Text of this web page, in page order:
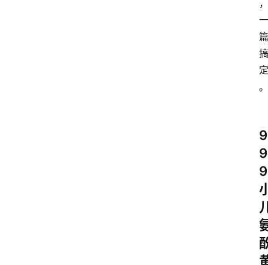
，
一
篇
搞
定
。
9
9
9